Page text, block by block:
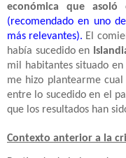
económica que asoló
(recomendado en uno
más relevantes). El
había sucedido en
mil habitantes situado
me hizo plantearme
entre lo sucedido en el
que los resultados han
Contexto anterior a la